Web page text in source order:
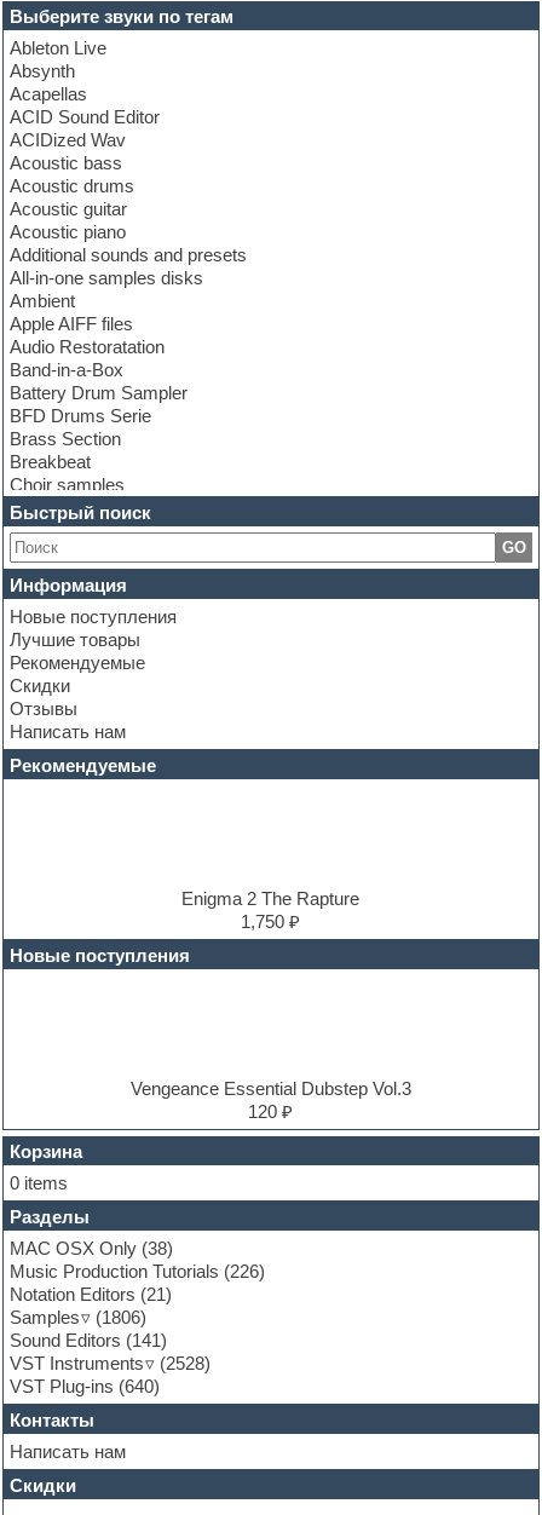
Выберите звуки по тегам
Ableton Live
Absynth
Acapellas
ACID Sound Editor
ACIDized Wav
Acoustic bass
Acoustic drums
Acoustic guitar
Acoustic piano
Additional sounds and presets
All-in-one samples disks
Ambient
Apple AIFF files
Audio Restoratation
Band-in-a-Box
Battery Drum Sampler
BFD Drums Serie
Brass Section
Breakbeat
Choir samples
Chris Hein Samples
Cinematic samples
Club bass
Club leads
Club sounds
Construction kits
Convolution
Cubase
Dance drums
Dance music production tutorials
DAW
Disco samples
DJ Software
Electric guitar
Electric piano
EXS24 Instruments
FL Studio
Flute
Folk samples
Fruityloops
Funk
Garritan
General MIDI kits
Guitar emulation
Guitar loops
Guitar processing and effects
Hands-up samples
Hardstyle
Heavy metal sample packs
Hip-hop
House music
Hypersonic
Jazz
Быстрый поиск
GO
Информация
Новые поступления
Лучшие товары
Рекомендуемые
Скидки
Отзывы
Написать нам
Рекомендуемые
Enigma 2 The Rapture
1,750 ₽
Новые поступления
Vengeance Essential Dubstep Vol.3
120 ₽
Корзина
0 items
Разделы
MAC OSX Only (38)
Music Production Tutorials (226)
Notation Editors (21)
Samples
(1806)
Sound Editors (141)
VST Instruments
(2528)
VST Plug-ins (640)
Контакты
Написать нам
Скидки